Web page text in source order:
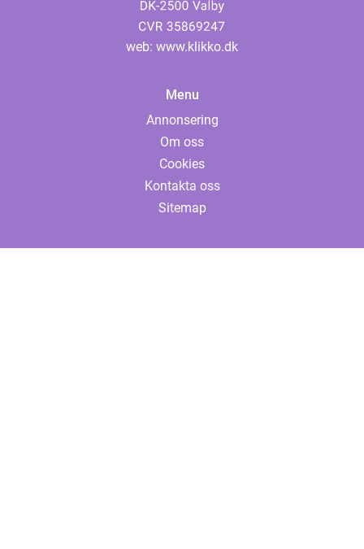
web: www.klikko.dk
Menu
Annonsering
Om oss
Cookies
Kontakta oss
Sitemap